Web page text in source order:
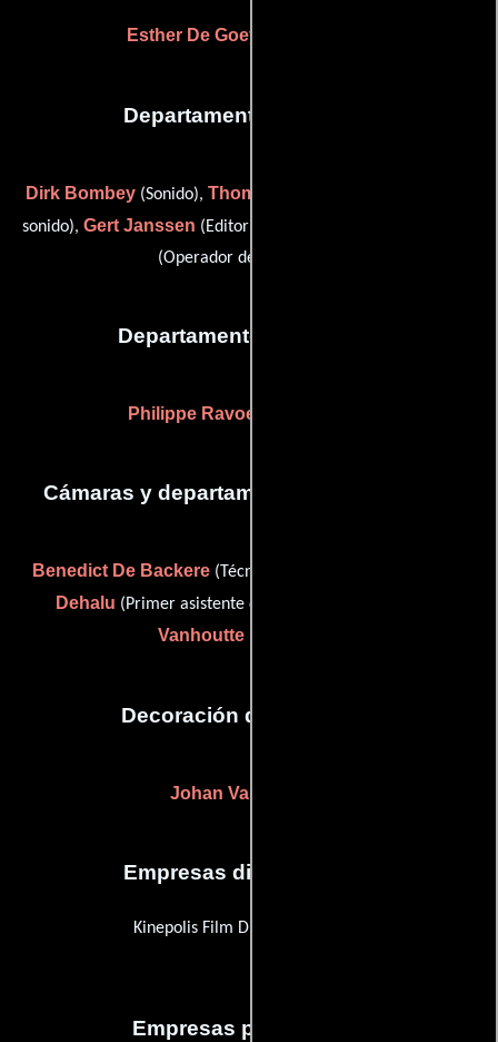
Esther De Goey
Departamento de sonido
Dirk Bombey (Sonido), Thomas Gauder
sonido), Gert Janssen (Editor de sonido) y
(Operador de micrófono)
Departamento de editorial
Philippe Ravoet
Cámaras y departamento de electricidad
Benedict De Backere (Técnicos de iluminación),
Dehalu (Primer asistente de cámara) y
Vanhoutte
Decoración de escenario
Johan Van Essche
Empresas distribuidoras
Kinepolis Film Distribution (KFD)
Empresas productoras